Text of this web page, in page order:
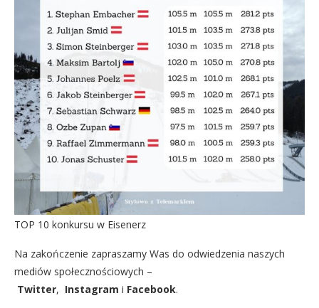
TOP 10 konkursu w Eisenerz
Na zakończenie zapraszamy Was do odwiedzenia naszych
mediów społecznościowych –
Twitter, Instagram i Facebook.